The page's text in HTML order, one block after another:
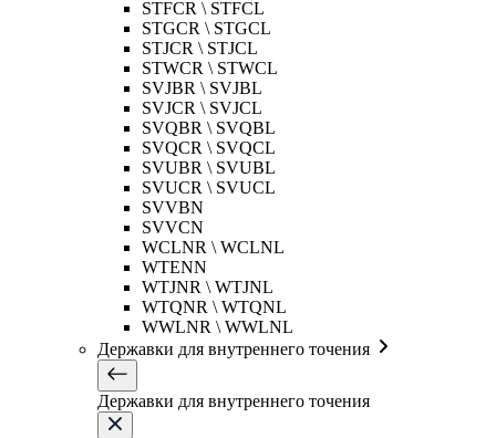
STFCR \ STFCL
STGCR \ STGCL
STJCR \ STJCL
STWCR \ STWCL
SVJBR \ SVJBL
SVJCR \ SVJCL
SVQBR \ SVQBL
SVQCR \ SVQCL
SVUBR \ SVUBL
SVUCR \ SVUCL
SVVBN
SVVCN
WCLNR \ WCLNL
WTENN
WTJNR \ WTJNL
WTQNR \ WTQNL
WWLNR \ WWLNL
Державки для внутреннего точения
Державки для внутреннего точения